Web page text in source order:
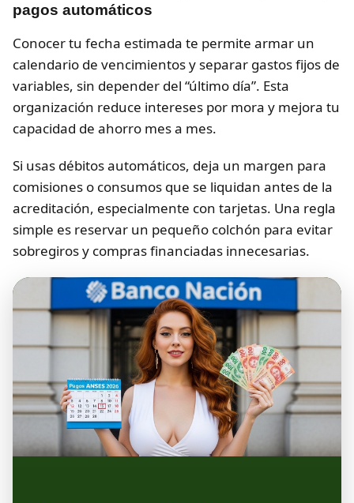
pagos automáticos
Conocer tu fecha estimada te permite armar un
calendario de vencimientos y separar gastos fijos de
variables, sin depender del “último día”. Esta
organización reduce intereses por mora y mejora tu
capacidad de ahorro mes a mes.
Si usas débitos automáticos, deja un margen para
comisiones o consumos que se liquidan antes de la
acreditación, especialmente con tarjetas. Una regla
simple es reservar un pequeño colchón para evitar
sobregiros y compras financiadas innecesarias.